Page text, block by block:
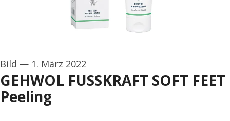
Bild — 1. März 2022
GEHWOL FUSSKRAFT SOFT FEET
Peeling